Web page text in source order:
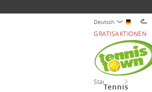
Deutsch
GRATISAKTIONEN
Tennis
Startseite